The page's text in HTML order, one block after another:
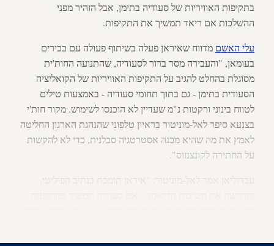
בתקיפות האוויריות של סעודיה בתימן, אבל הזהיר מפני
ההשלכות אם ריאד תמשיך את התקיפות.
עלי האשם מדווח שאיראן פעלה בשיתוף פעולה עם בכירים
בעומאן, "והעבירה מסר ברור לסעודיה, שהתנועה החות'ית
מסוגלת בהחלט להגיב על התקיפות האוויריות של הקואליציה
הסעודית בתימן - גם בתוך תחומי סעודיה - באמצעות טילים
לטווח בינוני ורקטות נ"מ שעדיין לא הוכנסו לשימוש. מקור חות'י
בצנעא סיפר לאל-מוניטור בראיון טלפוני שהנהגת הארגון החליטה
לאמץ את מה שהיא מכנה אסטרטגיה סבלנית, כדי לא להקשות
על החתירה לקונצנזוס".
עבדוליאן אמר לאל-מוניטור: "איראן תומכת בנתיב הפוליטי,